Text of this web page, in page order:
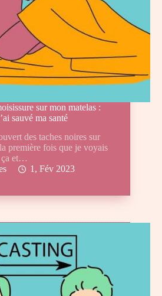
sur mon matelas :
sauvé ma santé
des taches noires sur
première fois que je voyais
ça et…
1, Fév 2023